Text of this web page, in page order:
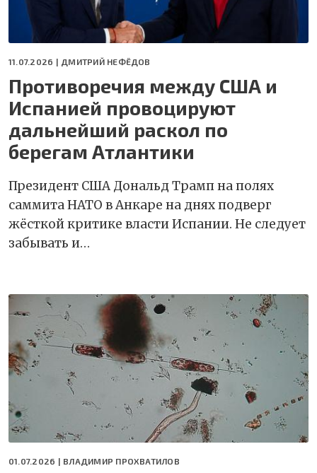
11.07.2026 | ДМИТРИЙ НЕФЁДОВ
Противоречия между США и
Испанией провоцируют
дальнейший раскол по
берегам Атлантики
Президент США Дональд Трамп на полях
саммита НАТО в Анкаре на днях подверг
жёсткой критике власти Испании. Не следует
забывать и…
01.07.2026 | ВЛАДИМИР ПРОХВАТИЛОВ